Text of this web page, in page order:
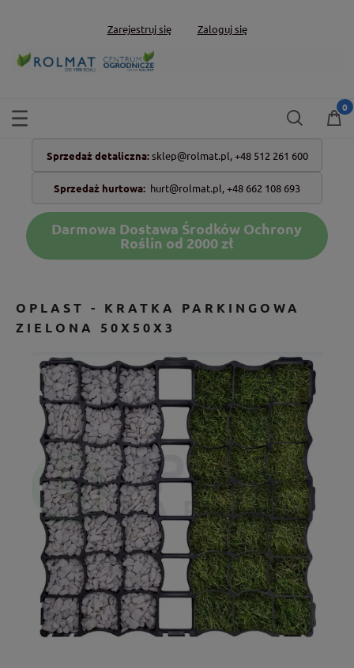
Zarejestruj się Zaloguj się
Sprzedaż detaliczna: sklep@rolmat.pl, +48 512 261 600
Sprzedaż hurtowa: hurt@rolmat.pl,+48 662 108 693
Darmowa Dostawa Środków Ochrony
Roślin od 2000 zł
OPLAST - KRATKA PARKINGOWA
ZIELONA 50X50X3